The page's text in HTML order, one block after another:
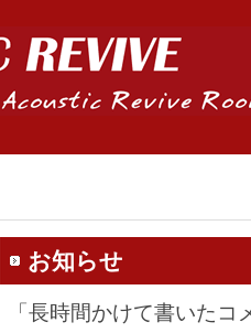
お知らせ
「長時間かけて書いた